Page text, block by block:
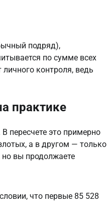
подряд),
по сумме всех
контроля, ведь
практике
пересчете это примерно
а в другом — только
вы продолжаете
что первые 85 528